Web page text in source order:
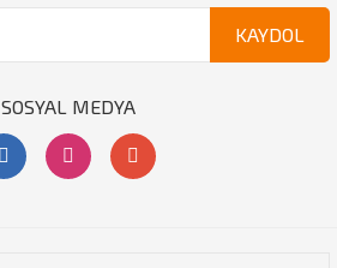
KAYDOL
SOSYAL MEDYA